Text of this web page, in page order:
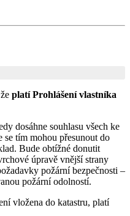
platí Prohlášení vlastníka
dosáhne souhlasu všech ke
se tím mohou přesunout do
Bude obtížné donutit
úpravě vnější strany
požární bezpečnosti –
požární odolností.
vložena do katastru, platí